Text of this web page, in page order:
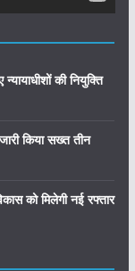
की नियुक्ति
किया सख्त तीन
को मिलेगी नई रफ्तार